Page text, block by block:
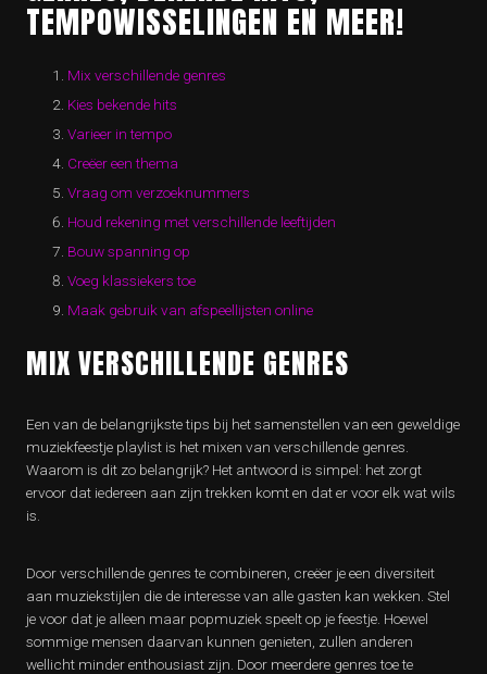
TEMPOWISSELINGEN EN MEER!
Mix verschillende genres
Kies bekende hits
Varieer in tempo
Creëer een thema
Vraag om verzoeknummers
Houd rekening met verschillende leeftijden
Bouw spanning op
Voeg klassiekers toe
Maak gebruik van afspeellijsten online
MIX VERSCHILLENDE GENRES
Een van de belangrijkste tips bij het samenstellen van een geweldige
muziekfeestje playlist is het mixen van verschillende genres.
Waarom is dit zo belangrijk? Het antwoord is simpel: het zorgt
ervoor dat iedereen aan zijn trekken komt en dat er voor elk wat wils
is.
Door verschillende genres te combineren, creëer je een diversiteit
aan muziekstijlen die de interesse van alle gasten kan wekken. Stel
je voor dat je alleen maar popmuziek speelt op je feestje. Hoewel
sommige mensen daarvan kunnen genieten, zullen anderen
wellicht minder enthousiast zijn. Door meerdere genres toe te